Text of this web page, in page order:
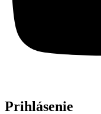
Prihlásenie